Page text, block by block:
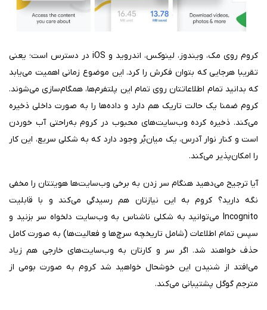
کروم روی مک، ویندوز، لینوکس، اندروید و iOS در دسترس است؛ یعنی
تقریبا هرجایی که بتوان فکرش را کرد. این موضوع زمانی اهمیت می‌یابد
که بدانید تمام اطلاعاتتان روی تمام این پلتفرم‌ها، همگام‌سازی می‌شوند.
کروم ضمنا یک حالت تاریک هم دارد و داده‌ها را به صورت داخلی ذخیره
می‌کند. ذخیره کرده وب‌سایت‌های محبوب در کروم به‌راحتی آب خوردن
است و کنار نوار آدرس، یک میان‌بُر وجود دارد که به شکلی سریع، این کار
را امکان‌پذیر می‌کند.
آیا ترجیح می‌دهید هنگام سر زدن به برخی وب‌سایت‌ها هویتتان را مخفی
نگه دارید؟ کروم به این نیازتان هم رسیدگی می‌کند و با قابلیت
Incognito می‌توانید به شکلی ناشناس به وب‌سایت دلخواه سر بزنید و
سپس تمام اطلاعات (شامل تاریخچه سرچ‌ها و فعالیت‌ها) به صورت کامل
حذف خواهند شد. اگر سر و کارتان به وب‌سایت‌های خارجی هم زیاد
می‌افتد از شنیدن این خوشحال خواهید شد کروم به صورت بومی از
مترجم گوگل پشتیبانی می‌کند.